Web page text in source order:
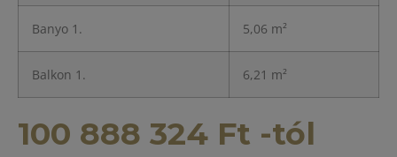
Banyo 1. 5,06 m²
Balkon 1. 6,21 m²
100 888 324 Ft -tól